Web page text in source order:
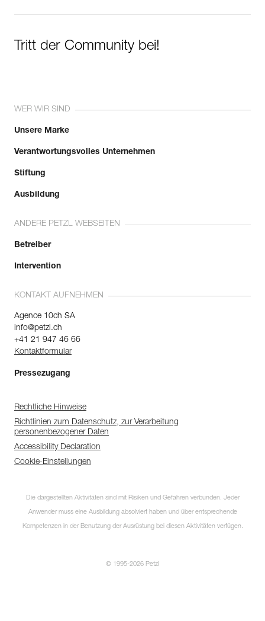
Tritt der Community bei!
WER WIR SIND
Unsere Marke
Verantwortungsvolles Unternehmen
Stiftung
Ausbildung
ANDERE PETZL WEBSEITEN
Betreiber
Intervention
KONTAKT AUFNEHMEN
Agence 10ch SA
info@petzl.ch
+41 21 947 46 66
Kontaktformular
Pressezugang
Rechtliche Hinweise
Richtlinien zum Datenschutz, zur Verarbeitung
personenbezogener Daten
Accessibility Declaration
Cookie-Einstellungen
Die dargestellten Aktivitäten sind mit Risiken und Gefahren verbunden. Jeder
Anwender muss eine Ausbildung absolviert haben und über entsprechende
Kompetenzen in der Benutzung der Ausrüstung bei diesen Aktivitäten verfügen.
© 1995-2026 Petzl